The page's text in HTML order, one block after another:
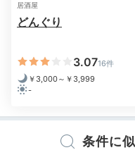
居酒屋
どんぐり
3.0716件
￥3,000～￥3,999
-
条件に